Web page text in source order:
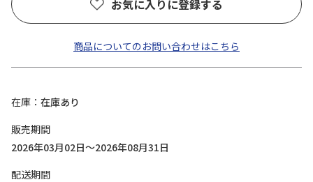
お気に入りに登録する
商品についてのお問い合わせはこちら
在庫
在庫あり
販売期間
2026年03月02日～2026年08月31日
配送期間